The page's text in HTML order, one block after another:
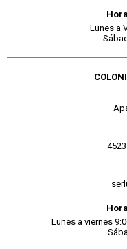
Lunes a
Lunes a viernes